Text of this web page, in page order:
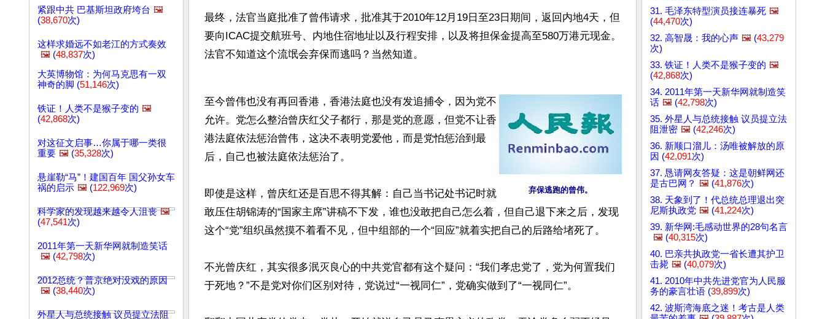
紧跟中共 巴基斯坦政府垮台 🖼️
(38,670次)
这样求婚远不如老江的方式奏效
🖼️ (48,837次)
大英博物馆：为何马克思有一双
神奇的脚 (51,146次)
铁证！人类不是猴子变的 🖼️
(42,868次)
对这征文启事…你属于哪一类很
重要 🖼️ (35,328次)
悬崖勒“马”！建国百年 国父孙女车
祸的启示 🖼️ (122,969次)
科学家的发现越来越令人沮丧 🖼️
(47,541次)
2011年第一天新华网就制造笑话
🖼️ (42,798次)
2012总统？普京绝对没戏的原因
🖼️ (38,440次)
外星人与总统接触 议员提立法阻
最终，法官当庭批准了曾伟请求，批准其于2010年12月19日至23日期间，返回内地4天，但
要向ICAC提交航班号、内地住宿地址以及行程安排，以及将担保金提高至580万港元现金。
法官不知道这个流氓会弃保而逃吗？当然知道。
弃保逃跑的曾伟。
至今曾伟也没有再回香港，香港法庭也没有发追捕令，因为党不
允许。党怎么整治曾庆红父子都行，那是党的意愿，但党不让香
港法庭依法惩治曾伟，这决不表明党爱他，而是党怕惩治到最
后，自己也被法庭依法惩治了。
即使是这样，曾庆红还是百思不得其解：自己当书记处书记时就
敢压住胡锦涛的“国家主席”讲稿不下发，谁也没敢把自己怎么着，但自己退下来之后，发现
这个“党”组织虽然摸不着看不见，但中组部的一个“回应”就着实把自己的后路给堵死了。
不光曾庆红，其实很多泯灭良心的中共党官都有这个疑问：“我们孝忠党了，党为何置我们
于死地？”不是党对你们区别对待，党说过“一视同仁”，党确实做到了“一视同仁”。
31. 毛泽东特型演员接连暴死 🖼️
(44,470次)
32. 高智晟：我的心声 🖼️ (43,279
次)
33. 铁证！人类不是猴子变的 🖼️
(42,868次)
34. 2011年第一天新华网就制造笑
话 🖼️ (42,798次)
35. 外星人与总统接触 议员提立法
阻泄密 🖼️ (42,246次)
36. 新顺口溜儿：汤唯被解放的原
因 (42,091次)
37. 恳请网友答疑：这是朝鲜网还
是古巴网？ 🖼️ (41,876次)
38. 天象到了！代总统总理退出突
尼斯执政党 🖼️ (41,224次)
39. 新华网:毛感动世界的28句名言
🖼️ (40,315次)
40. 巴亲共执政党一省长遭其护卫
击毙 🖼️ (40,079次)
41. 2010年中共先进党官为人民服
务的豪言壮语 (39,899次)
42. 波斯湾海底之迷！考古是人类